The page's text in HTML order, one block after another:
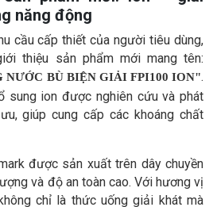
năng động
cầu cấp thiết của người tiêu dùng,
thiệu sản phẩm mới mang tên:
NƯỚC BÙ BIỆN GIẢI FPI100 ION".
sung ion được nghiên cứu và phát
giúp cung cấp các khoáng chất
được sản xuất trên dây chuyền
và độ an toàn cao. Với hương vị
chỉ là thức uống giải khát mà